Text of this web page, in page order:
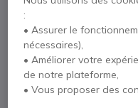
3 ans de service
Plus de versions :
Sony
:
• Assurer le
nécessaires),
• Améliorer votre
de notre plateforme,
• Vous proposer des